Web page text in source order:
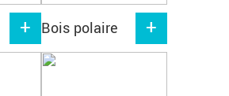
Bois polaire